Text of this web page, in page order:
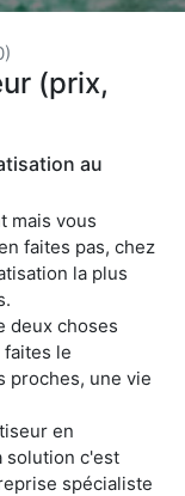
(prix,
au
mais vous
faites pas, chez
la plus
deux choses
le
proches, une vie
en
solution c'est
spécialiste